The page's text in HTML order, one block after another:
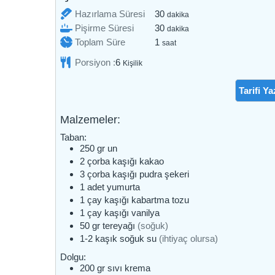
Hazırlama Süresi 30dakika
dakika
Pişirme Süresi 30dakika
dakika
Toplam Süre 1 saat
saat
Porsiyon :6 Kişilik
Tarifi
Malzemeler:
Taban:
250 gr un
2 çorba kaşığı kakao
3 çorba kaşığı pudra şekeri
1 adet yumurta
1 çay kaşığı kabartma tozu
1 çay kaşığı vanilya
50 gr tereyağı (soğuk)
1-2 kaşık soğuk su (ihtiyaç olursa)
Dolgu:
200 gr sıvı krema